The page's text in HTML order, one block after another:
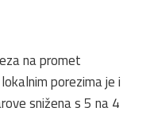
na promet
porezima je i
snižena s 5 na 4